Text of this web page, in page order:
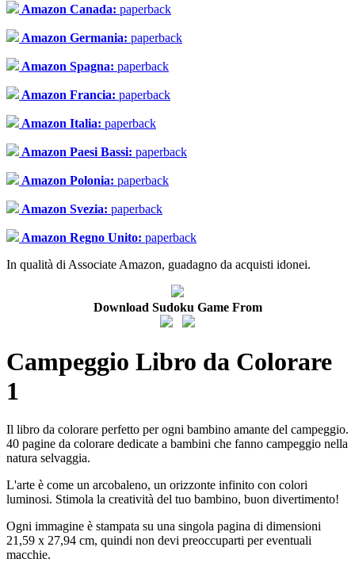
Amazon Canada: paperback
Amazon Germania: paperback
Amazon Spagna: paperback
Amazon Francia: paperback
Amazon Italia: paperback
Amazon Paesi Bassi: paperback
Amazon Polonia: paperback
Amazon Svezia: paperback
Amazon Regno Unito: paperback
In qualità di Associate Amazon, guadagno da acquisti idonei.
Download Sudoku Game From
Campeggio Libro da Colorare
1
Il libro da colorare perfetto per ogni bambino amante del campeggio.
40 pagine da colorare dedicate a bambini che fanno campeggio nella
natura selvaggia.
L'arte è come un arcobaleno, un orizzonte infinito con colori
luminosi. Stimola la creatività del tuo bambino, buon divertimento!
Ogni immagine è stampata su una singola pagina di dimensioni
21,59 x 27,94 cm, quindi non devi preoccuparti per eventuali
macchie.